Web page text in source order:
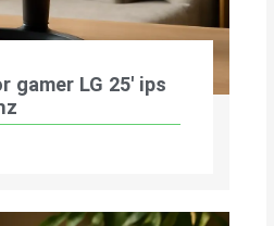
gamer LG 25′ ips